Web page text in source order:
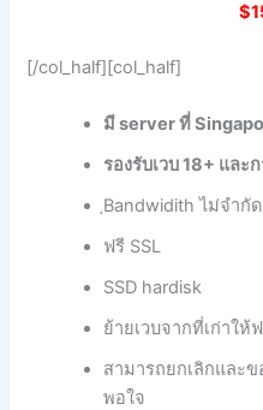
[/col_half][col_half]
มี server ที่
รองรับเวบ 18+ และ
Bandwidith ไม่จำกั
ฟรี SSL
SSD hardisk
ย้ายเวบจากที่เก่าให้
สามารถยกเลิกและ
พอใจ